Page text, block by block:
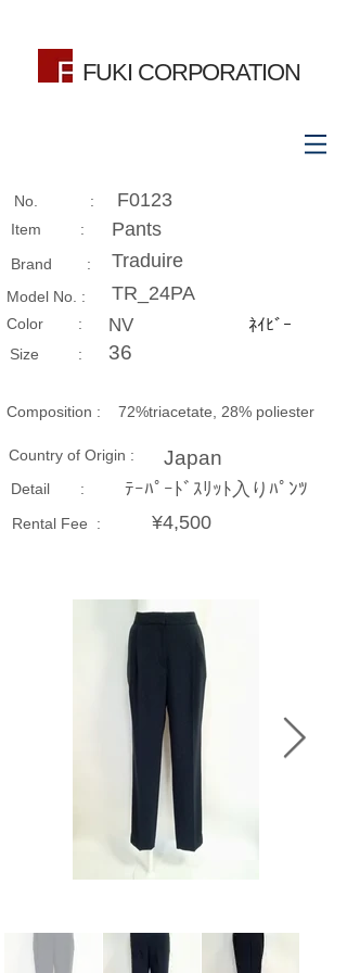
FUKI CORPORATION
No. : F0123
Item : Pants
Brand : Traduire
Model No. : TR_24PA
​Color : NV ﾈｲﾋﾞｰ
Size​ : 36
Composition​ : 72%triacetate, 28% poliester
Country of Origin : Japan
Detail : ﾃｰﾊﾟｰﾄﾞｽﾘｯﾄ入りﾊﾟﾝﾂ
Rental Fee : ¥4,500